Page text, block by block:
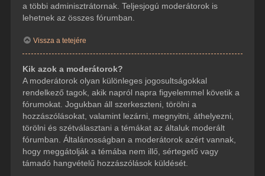
a többi adminisztrátornak. Teljesjogú moderátorok is
lehetnek az összes fórumban.
Vissza a tetejére
Kik azok a moderátorok?
A moderátorok olyan különleges jogosultságokkal
rendelkező tagok, akik napról napra figyelemmel követik a
fórumokat. Jogukban áll szerkeszteni, törölni a
hozzászólásokat, valamint lezárni, megnyitni, áthelyezni,
törölni és szétválasztani a témákat az általuk moderált
fórumban. Általánosságban a moderátorok azért vannak,
hogy meggátolják a témába nem illő, sértegető vagy
támadó hangvételű hozzászólások küldését.